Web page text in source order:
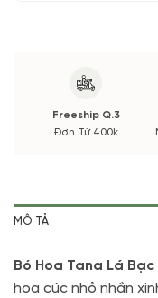
Freeship Q.3
Đơn Từ 400k
MÔ TẢ
Bó Hoa Tana Lá Bạc
hoa cúc nhỏ nhắn